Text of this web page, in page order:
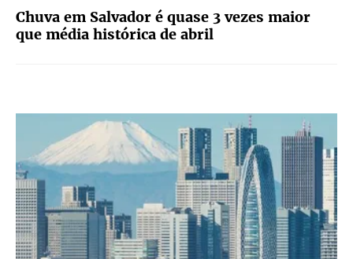
Chuva em Salvador é quase 3 vezes maior
que média histórica de abril